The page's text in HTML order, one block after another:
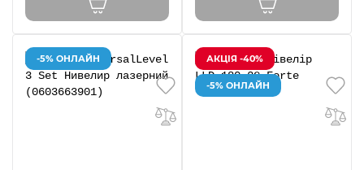
-5% ОНЛАЙН АКЦІЯ -40%
-5% ОНЛАЙН